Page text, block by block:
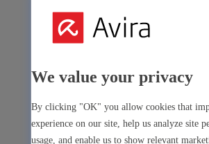
La nostra soluzione 3 in 1 con tanti
We value your privacy
By clicking "OK" you allow cookies that
experience on our site, help us analyze site
usage, and enable us to show relevant